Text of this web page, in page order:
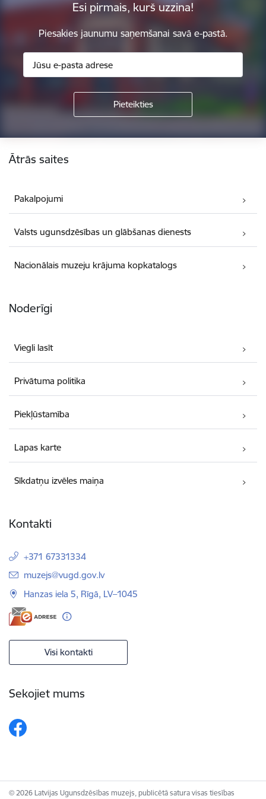
Esi pirmais, kurš uzzina!
Piesakies jaunumu saņemšanai savā e-pastā.
Ātrās saites
Pakalpojumi
Valsts ugunsdzēsības un glābšanas dienests
Nacionālais muzeju krājuma kopkatalogs
Noderīgi
Viegli lasīt
Privātuma politika
Piekļūstamība
Lapas karte
Sīkdatņu izvēles maiņa
Kontakti
+371 67331334
E-pasts:
muzejs@vugd.gov.lv
Hanzas iela 5, Rīgā, LV–1045
Visi kontakti
Sekojiet mums
© 2026 Latvijas Ugunsdzēsības muzejs, publicētā satura visas tiesības